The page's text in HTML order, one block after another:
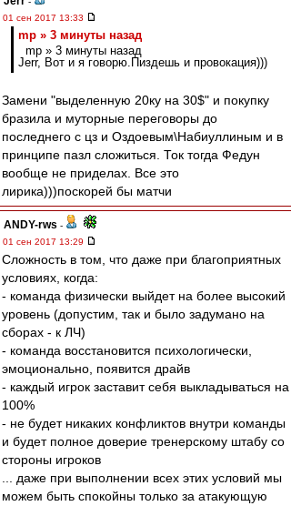
01 сен 2017 13:33
mp » 3 минуты назад
mp » 3 минуты назад
Jerr, Вот и я говорю.Пиздешь и провокация)))
Замени "выделенную 20ку на 30$" и покупку
бразила и муторные переговоры до
последнего с цз и Оздоевым\Набиуллиным и в
принципе пазл сложиться. Ток тогда Федун
вообще не приделах. Все это
лирика)))поскорей бы матчи
ANDY-rws -
01 сен 2017 13:29
Сложность в том, что даже при благоприятных
условиях, когда:
- команда физически выйдет на более высокий
уровень (допустим, так и было задумано на
сборах - к ЛЧ)
- команда восстановится психологически,
эмоционально, появится драйв
- каждый игрок заставит себя выкладываться на
100%
- не будет никаких конфликтов внутри команды
и будет полное доверие тренерскому штабу со
стороны игроков
... даже при выполнении всех этих условий мы
можем быть спокойны только за атакующую